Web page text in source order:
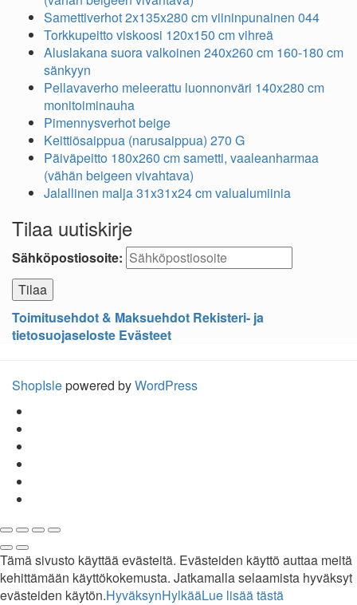
Samettiverhot 2x135x280 cm viininpunainen 044
Torkkupeitto viskoosi 120x150 cm vihreä
Aluslakana suora valkoinen 240x260 cm 160-180 cm
sänkyyn
Pellavaverho meleerattu luonnonväri 140x280 cm
monitoiminauha
Pimennysverhot beige
Keittiösaippua (narusaippua) 270 G
Päiväpeitto 180x260 cm sametti, vaaleanharmaa
(vähän beigeen vivahtava)
Jalallinen malja 31x31x24 cm valualumiinia
Tilaa uutiskirje
Sähköpostiosoite:
Toimitusehdot & Maksuehdot Rekisteri- ja
tietosuojaseloste Evästeet
ShopIslepowered byWordPress
Tämä sivusto käyttää evästeitä. Evästeiden käyttö auttaa meitä
kehittämään käyttökokemusta. Jatkamalla selaamista hyväksyt
evästeiden käytön.HyväksynHylkääLue lisää tästä